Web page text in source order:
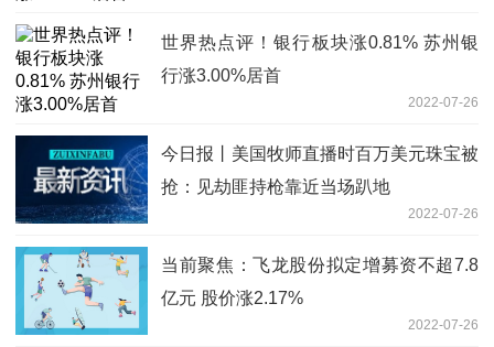
世界热点评！银行板块涨0.81% 苏州银
行涨3.00%居首
2022-07-26
今日报丨美国牧师直播时百万美元珠宝被
抢：见劫匪持枪靠近当场趴地
2022-07-26
当前聚焦：飞龙股份拟定增募资不超7.8
亿元 股价涨2.17%
2022-07-26